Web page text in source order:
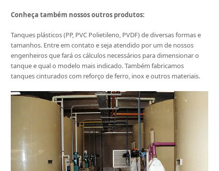
Conheça também nossos outros produtos:
Tanques plásticos (PP, PVC Polietileno, PVDF) de diversas formas e
tamanhos. Entre em contato e seja atendido por um de nossos
engenheiros que fará os cálculos necessários para dimensionar o
tanque e qual o modelo mais indicado. Também fabricamos
tanques cinturados com reforço de ferro, inox e outros materiais.